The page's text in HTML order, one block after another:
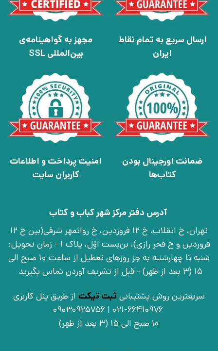
ارسال سریع به تمام نقاط
ایران
مجهز به گواهینامه‌ی
بین‌المللی SSL
ضمانت اورجینال بودن
کتاب‌ها
امنیت پرداخت و اطلاعات
کاربران سایت
آدرس دفتر مرکز شهر کباب و کتاب
تهران، خ انقلاب، خ 12 فروردین، خ روانمهر شرقی(بین خ 12
فروردین و خ فخر رازی)، بن‌بست اوّل، پلاک 1 - زمان تحویل:
شنبه تا چهارشنبه به جز روزهای تعطیل از ساعت 10 صبح الی
15 (3 بعد از ظهر) - قبل از تشریف آوردن تماس بگیرید
سریعترین روش پشتیبانی ثبت تیکت از طریق پنل کاربری
021-66410976 | 09030925756
10 صبح الی 15 (3 بعد از ظهر)